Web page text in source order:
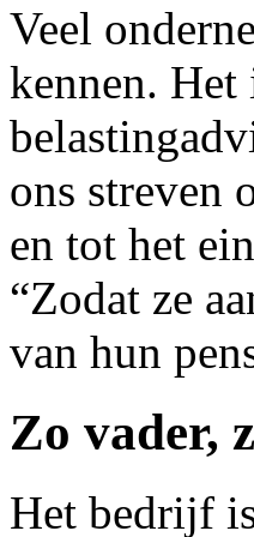
Veel
kennen.
ons streven
en tot het
“Zodat ze
van hun
Zo vader,
Het bedrijf